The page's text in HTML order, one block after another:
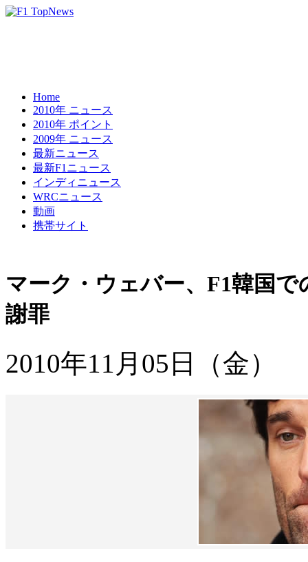
Home
2010年 ニュース
2010年 ポイント
2009年 ニュース
最新ニュース
最新F1ニュース
インディニュース
WRCニュース
動画
携帯サイト
マーク・ウェバー、F1韓国
謝罪
2010年11月05日（金）